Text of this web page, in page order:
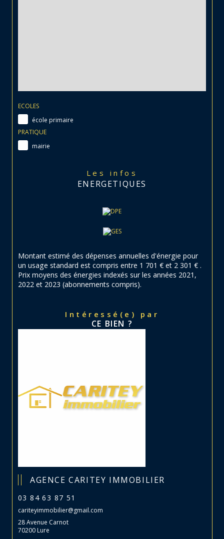
ECOLES
école primaire
PRATIQUE
mairie
Les infos
ENERGETIQUES
Montant estimé des dépenses annuelles d'énergie pour
un usage standard est compris entre 1 701 € et 2 301 € .
Prix moyens des énergies indexés sur les années 2021,
2022 et 2023 (abonnements compris).
Intéressé(e) par
CE BIEN ?
AGENCE CARITEY IMMOBILIER
03 84 63 87 51
cariteyimmobilier@gmail.com
28 Avenue Carnot
70200 Lure